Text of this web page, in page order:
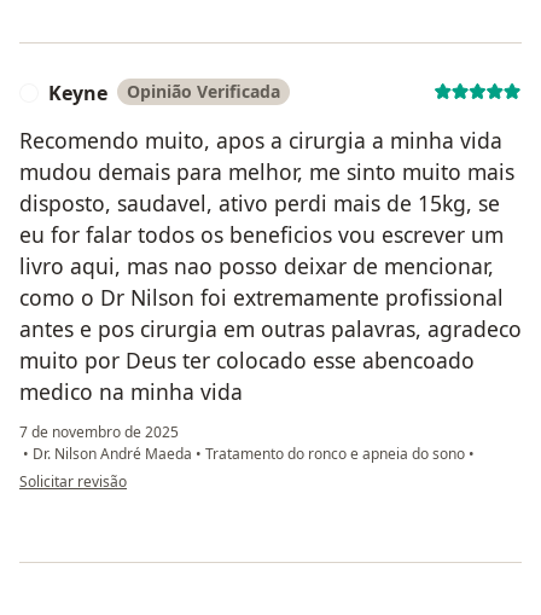
Keyne Opinião Verificada
Recomendo muito, apos a cirurgia a minha vida
mudou demais para melhor, me sinto muito mais
disposto, saudavel, ativo perdi mais de 15kg, se
eu for falar todos os beneficios vou escrever um
livro aqui, mas nao posso deixar de mencionar,
como o Dr Nilson foi extremamente profissional
antes e pos cirurgia em outras palavras, agradeco
muito por Deus ter colocado esse abencoado
medico na minha vida
7 de novembro de 2025
• Dr. Nilson André Maeda • Tratamento do ronco e apneia do sono •
na opinião do utilizador Keyne
Solicitar revisão